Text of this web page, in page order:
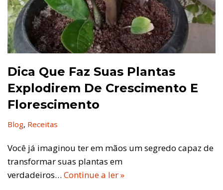
Dica Que Faz Suas Plantas
Explodirem De Crescimento E
Florescimento
Blog, Receitas
Você já imaginou ter em mãos um segredo capaz de
transformar suas plantas em
verdadeiros… Continue a ler »